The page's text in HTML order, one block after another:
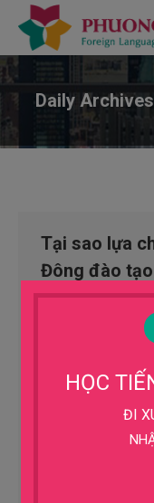
Daily
You are here:
Tại sao lựa
Đông đào
các công
17 Tháng Mười Một,
Với hơn 8 năm
dịch vụ đào tạo
tạo tiếng Nhật
Phương Đông đã
HỌC
ĐI